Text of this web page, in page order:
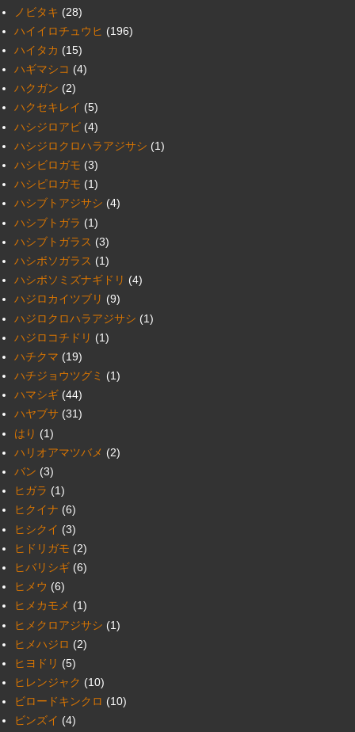
ノビタキ (28)
ハイイロチュウヒ (196)
ハイタカ (15)
ハギマシコ (4)
ハクガン (2)
ハクセキレイ (5)
ハシジロアビ (4)
ハシジロクロハラアジサシ (1)
ハシビロガモ (3)
ハシピロガモ (1)
ハシブトアジサシ (4)
ハシブトガラ (1)
ハシブトガラス (3)
ハシボソガラス (1)
ハシボソミズナギドリ (4)
ハジロカイツブリ (9)
ハジロクロハラアジサシ (1)
ハジロコチドリ (1)
ハチクマ (19)
ハチジョウツグミ (1)
ハマシギ (44)
ハヤブサ (31)
はり (1)
ハリオアマツバメ (2)
バン (3)
ヒガラ (1)
ヒクイナ (6)
ヒシクイ (3)
ヒドリガモ (2)
ヒバリシギ (6)
ヒメウ (6)
ヒメカモメ (1)
ヒメクロアジサシ (1)
ヒメハジロ (2)
ヒヨドリ (5)
ヒレンジャク (10)
ビロードキンクロ (10)
ビンズイ (4)